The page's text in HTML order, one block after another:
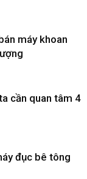
máy khoan
cần quan tâm 4
đục bê tông